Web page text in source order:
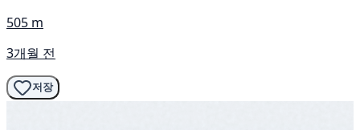
505 m
3개월 전
저장